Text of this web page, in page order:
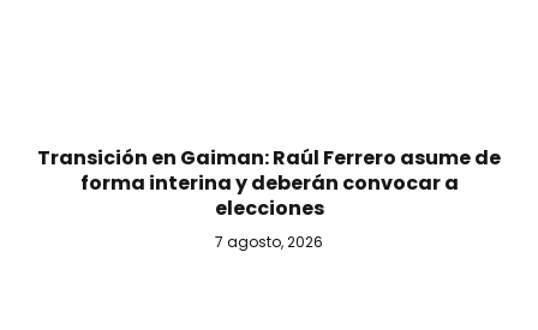
Transición en Gaiman: Raúl Ferrero asume de
forma interina y deberán convocar a
elecciones
7 agosto, 2026